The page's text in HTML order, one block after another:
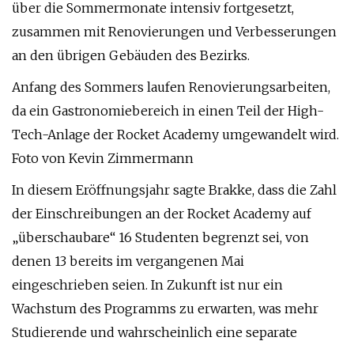
über die Sommermonate intensiv fortgesetzt,
zusammen mit Renovierungen und Verbesserungen
an den übrigen Gebäuden des Bezirks.
Anfang des Sommers laufen Renovierungsarbeiten,
da ein Gastronomiebereich in einen Teil der High-
Tech-Anlage der Rocket Academy umgewandelt wird.
Foto von Kevin Zimmermann
In diesem Eröffnungsjahr sagte Brakke, dass die Zahl
der Einschreibungen an der Rocket Academy auf
„überschaubare“ 16 Studenten begrenzt sei, von
denen 13 bereits im vergangenen Mai
eingeschrieben seien. In Zukunft ist nur ein
Wachstum des Programms zu erwarten, was mehr
Studierende und wahrscheinlich eine separate